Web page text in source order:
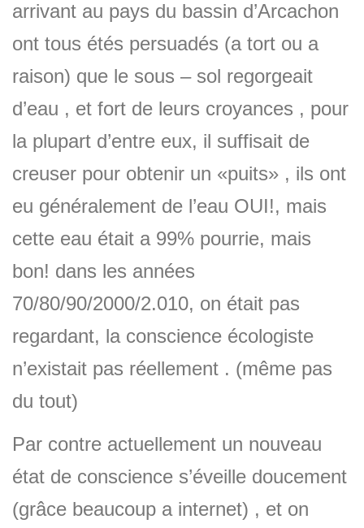
arrivant au pays du bassin d’Arcachon
ont tous étés persuadés (a tort ou a
raison) que le sous – sol regorgeait
d’eau , et fort de leurs croyances , pour
la plupart d’entre eux, il suffisait de
creuser pour obtenir un «puits» , ils ont
eu généralement de l’eau OUI!, mais
cette eau était a 99% pourrie, mais
bon! dans les années
70/80/90/2000/2.010, on était pas
regardant, la conscience écologiste
n’existait pas réellement . (même pas
du tout)
Par contre actuellement un nouveau
état de conscience s’éveille doucement
(grâce beaucoup a internet) , et on